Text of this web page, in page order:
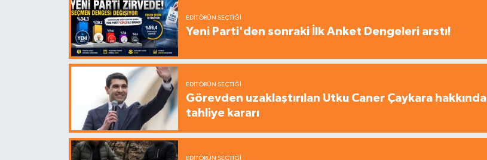
EDITÖRÜN SEÇTIĞI
Yeni Parti'den sonraki İlk Anket Dengeleri arstı!
EDITÖRÜN SEÇTIĞI
Görevden uzaklaştırılan Utku Caner Çaykara hakkında
tahliye kararı
EDITÖRÜN SEÇTIĞI